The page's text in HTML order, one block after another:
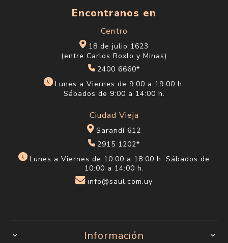
Encontranos en
Centro
18 de julio 1623
(entre Carlos Roxlo y Minas)
2400 6660*
Lunes a Viernes de 9:00 a 19:00 h.
Sábados de 9:00 a 14:00 h.
Ciudad Vieja
Sarandí 612
2915 1202*
Lunes a Viernes de 10:00 a 18:00 h. Sábados de
10:00 a 14:00 h.
info@saul.com.uy
Información